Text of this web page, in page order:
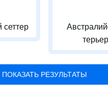
сеттер
терьер
ПОКАЗАТЬ РЕЗУЛЬТАТЫ